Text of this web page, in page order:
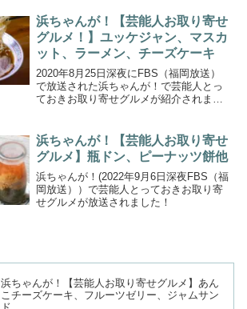
関裕太さんがご飯のお供とパンのお供を
紹介します。
浜ちゃんが！【芸能人お取り寄せ
グルメ！】ユッケジャン、マスカ
ット、ラーメン、チーズケーキ
2020年8月25日深夜にFBS（福岡放送）
で放送された浜ちゃんが！で芸能人とっ
ておきお取り寄せグルメが紹介されまし
浜ちゃんが！【芸能人お取り寄せ
グルメ】瓶ドン、ピーナッツ餅他
浜ちゃんが！(2022年9月6日深夜FBS（福
岡放送））で芸能人とっておきお取り寄
せグルメが放送されました！
浜ちゃんが！【芸能人お取り寄せグルメ】あん
こチーズケーキ、フルーツゼリー、ジャムサン